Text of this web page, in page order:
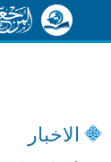
الاخبار